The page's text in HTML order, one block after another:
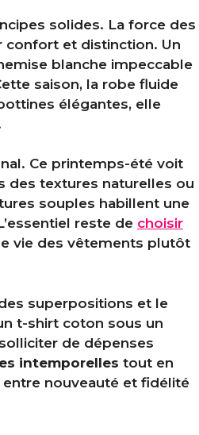
solides. La force des
confort et distinction. Un
blanche impeccable
saison, la robe fluide
élégantes, elle
Ce printemps-été voit
des textures naturelles ou
souples habillent une
reste de choisir
vie des vêtements plutôt
superpositions et le
t-shirt coton sous un
de dépenses
intemporelles tout en
nouveauté et fidélité